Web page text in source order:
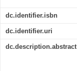
dc.identifier.isbn
dc.identifier.uri
dc.description.abstract